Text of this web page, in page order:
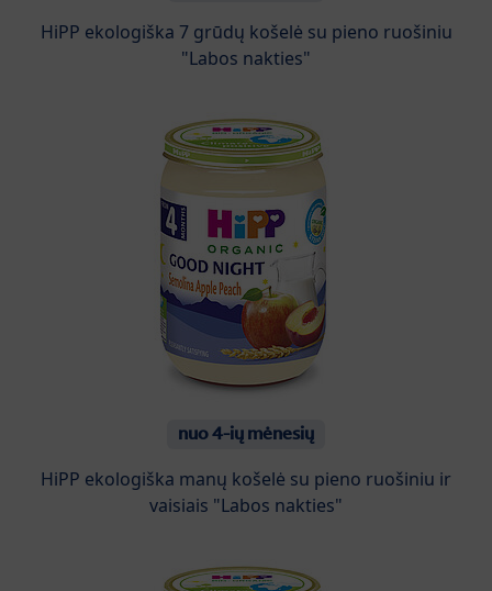
HiPP ekologiška 7 grūdų košelė su pieno ruošiniu
"Labos nakties"
nuo 4-ių mėnesių
HiPP ekologiška manų košelė su pieno ruošiniu ir
vaisiais "Labos nakties"